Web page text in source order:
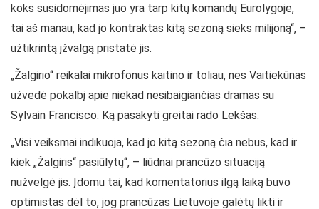
koks susidomėjimas juo yra tarp kitų komandų Eurolygoje,
tai aš manau, kad jo kontraktas kitą sezoną sieks milijoną“, –
užtikrintą įžvalgą pristatė jis.
„Žalgirio“ reikalai mikrofonus kaitino ir toliau, nes Vaitiekūnas
užvedė pokalbį apie niekad nesibaigiančias dramas su
Sylvain Francisco. Ką pasakyti greitai rado Lekšas.
„Visi veiksmai indikuoja, kad jo kitą sezoną čia nebus, kad ir
kiek „Žalgiris“ pasiūlytų“, – liūdnai prancūzo situaciją
nužvelgė jis. Įdomu tai, kad komentatorius ilgą laiką buvo
optimistas dėl to, jog prancūzas Lietuvoje galėtų likti ir